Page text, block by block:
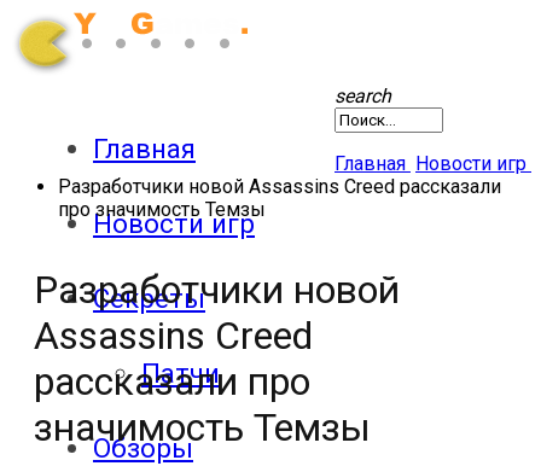
Главная
Новости игр
Секреты
Патчи
Обзоры
search
Главная Новости игр
Разработчики новой Assassins Creed рассказали
про значимость Темзы
Разработчики новой
Assassins Creed
рассказали про
значимость Темзы